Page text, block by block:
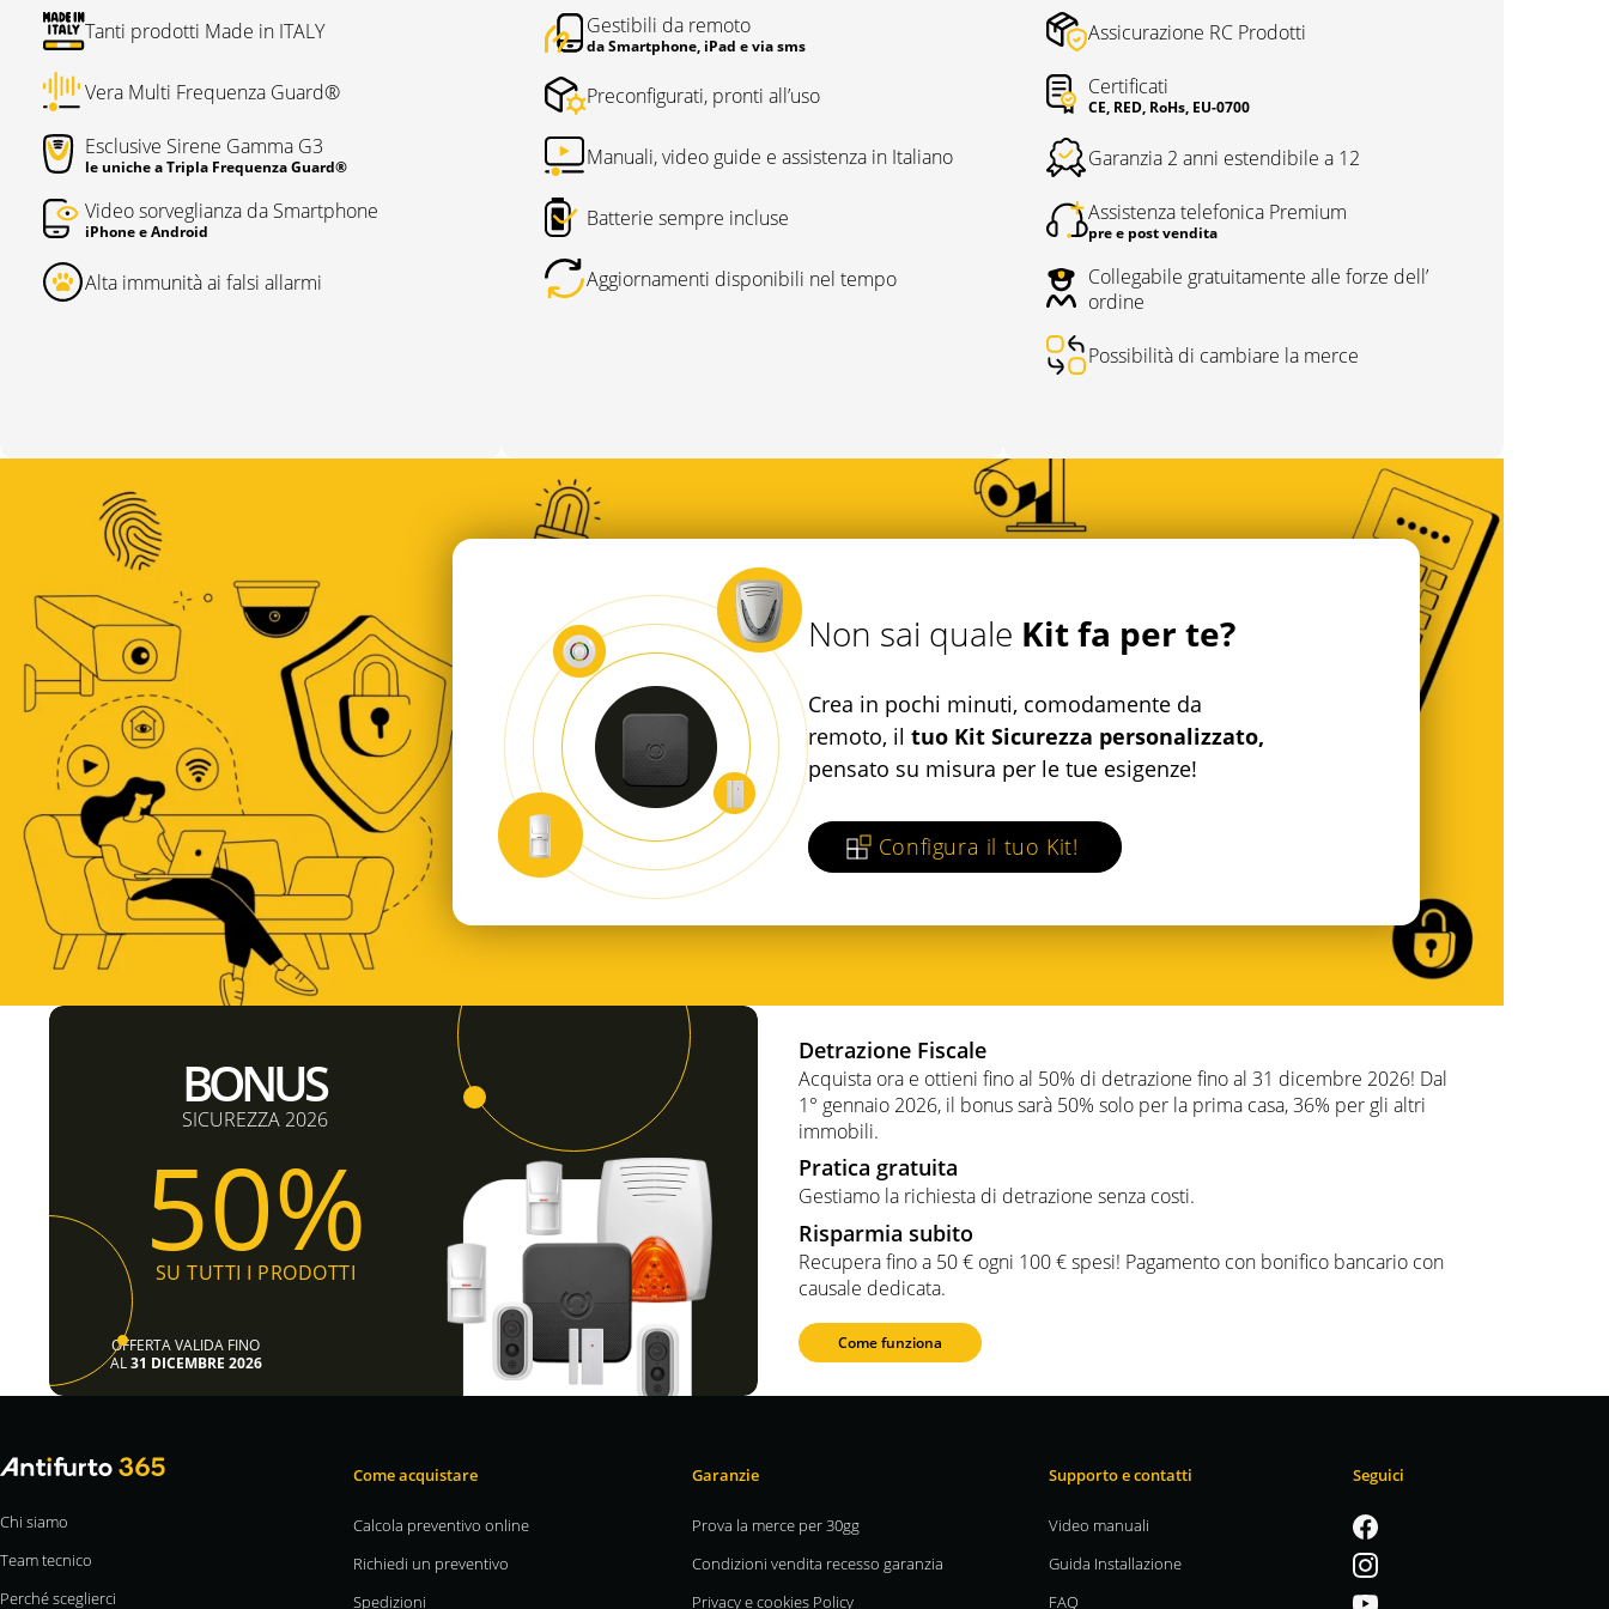
Tanti prodotti Made in ITALY
Vera Multi Frequenza Guard®
Esclusive Sirene Gamma G3
le uniche a Tripla Frequenza Guard®
Video sorveglianza da Smartphone
iPhone e Android
Alta immunità ai falsi allarmi
Gestibili da remoto
da Smartphone, iPad e via sms
Preconfigurati, pronti all’uso
Manuali, video guide e assistenza in Italiano
Batterie sempre incluse
Aggiornamenti disponibili nel tempo
Assicurazione RC Prodotti
Certificati
CE, RED, RoHs, EU-0700
Garanzia 2 anni estendibile a 12
Assistenza telefonica Premium
pre e post vendita
Collegabile gratuitamente alle forze dell’
ordine
Possibilità di cambiare la merce
Non sai quale Kit fa per te?
Crea in pochi minuti, comodamente da
remoto, il tuo Kit Sicurezza personalizzato,
pensato su misura per le tue esigenze!
Configura il tuo Kit!
BONUS
SICUREZZA 2026
50%
SU TUTTI I PRODOTTI
OFFERTA VALIDA FINO
AL31 DICEMBRE 2026
Detrazione Fiscale
Acquista ora e ottieni fino al 50% di detrazione fino al 31 dicembre 2026! Dal
1° gennaio 2026, il bonus sarà 50% solo per la prima casa, 36% per gli altri
immobili.
Pratica gratuita
Gestiamo la richiesta di detrazione senza costi.
Risparmia subito
Recupera fino a 50 € ogni 100 € spesi! Pagamento con bonifico bancario con
causale dedicata.
Come funziona
Chi siamo
Team tecnico
Perché sceglierci
Come acquistare
Calcola preventivo online
Richiedi un preventivo
Spedizioni
Garanzie
Prova la merce per 30gg
Condizioni vendita recesso garanzia
Privacy e cookies Policy
Supporto e contatti
Video manuali
Guida Installazione
FAQ
Seguici